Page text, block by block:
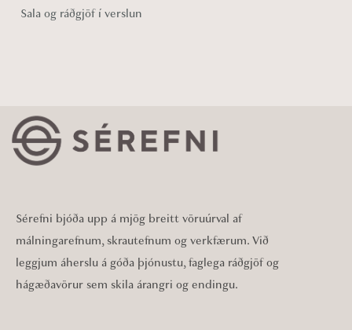
Sala og ráðgjöf í verslun
Sérefni bjóða upp á mjög breitt vöruúrval af
málningarefnum, skrautefnum og verkfærum. Við
leggjum áherslu á góða þjónustu, faglega ráðgjöf og
hágæðavörur sem skila árangri og endingu.